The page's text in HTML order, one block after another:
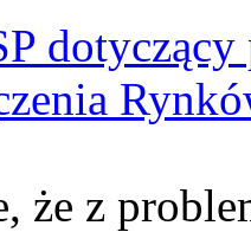
że z